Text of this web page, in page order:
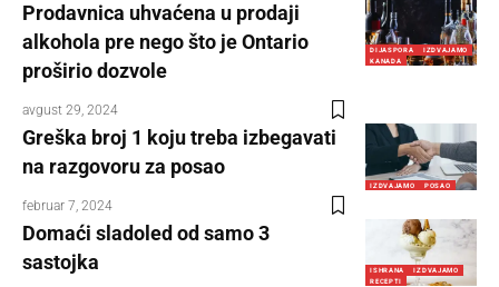
DIJASPORA
IZDVAJAMO
KANADA
Prodavnica uhvaćena u prodaji
alkohola pre nego što je Ontario
proširio dozvole
avgust 29, 2024
IZDVAJAMO POSAO
Greška broj 1 koju treba izbegavati
na razgovoru za posao
februar 7, 2024
ISHRANA
IZDVAJAMO
RECEPTI
Domaći sladoled od samo 3
sastojka